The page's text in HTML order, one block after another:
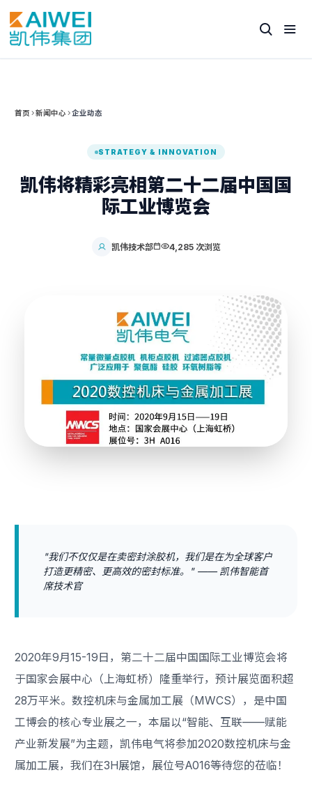
首页 新闻中心 企业动态
STRATEGY & INNOVATION
凯伟将精彩亮相第二十二届中国国
际工业博览会
凯伟技术部 4,285 次浏览
"我们不仅仅是在卖密封涂胶机，我们是在为全球客户
打造更精密、更高效的密封标准。" —— 凯伟智能首
席技术官
2020年9月15-19日，第二十二届中国国际工业博览会将
于国家会展中心（上海虹桥）隆重举行，预计展览面积超
28万平米。数控机床与金属加工展（MWCS），是中国
工博会的核心专业展之一，本届以“智能、互联——赋能
产业新发展”为主题，凯伟电气将参加2020数控机床与金
属加工展，我们在3H展馆，展位号A016等待您的莅临！